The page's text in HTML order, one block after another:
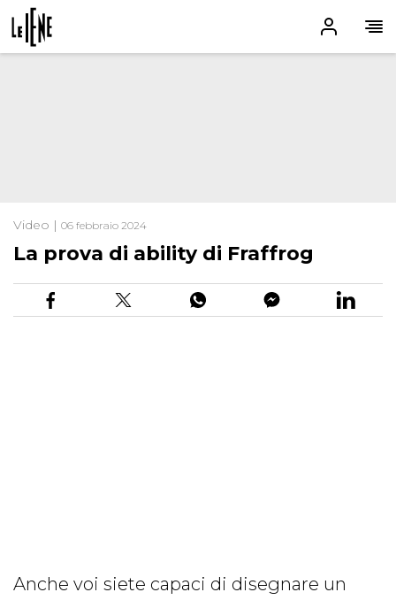
Video | 06 febbraio 2024
La prova di ability di Fraffrog
Anche voi siete capaci di disegnare un